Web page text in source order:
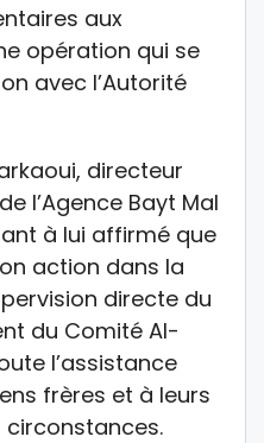
aux
opération qui se
avec l’Autorité
directeur
l’Agence Bayt Mal
à lui affirmé que
action dans la
directe du
du Comité Al-
l’assistance
frères et à leurs